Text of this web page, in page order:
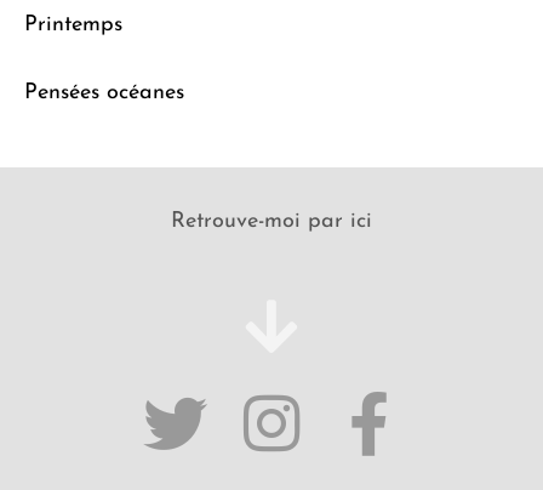
Printemps
Pensées océanes
Retrouve-moi par ici